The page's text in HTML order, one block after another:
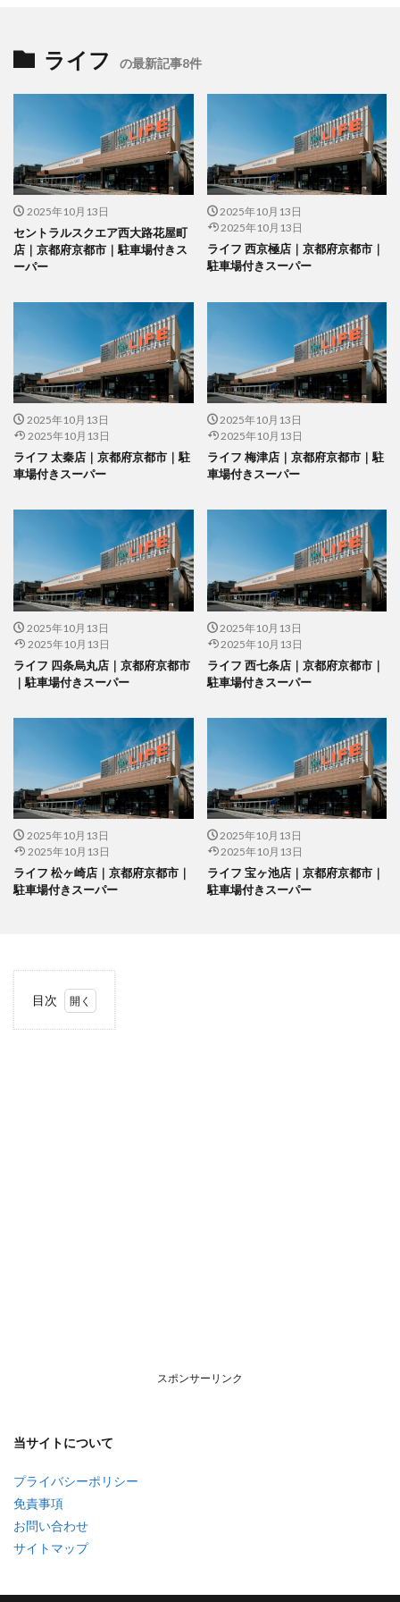
ライフ の最新記事8件
2025年10月13日
セントラルスクエア西大路花屋町
店｜京都府京都市｜駐車場付きス
ーパー
2025年10月13日
2025年10月13日
ライフ 西京極店｜京都府京都市｜
駐車場付きスーパー
2025年10月13日
2025年10月13日
ライフ 太秦店｜京都府京都市｜駐
車場付きスーパー
2025年10月13日
2025年10月13日
ライフ 梅津店｜京都府京都市｜駐
車場付きスーパー
2025年10月13日
2025年10月13日
ライフ 四条烏丸店｜京都府京都市
｜駐車場付きスーパー
2025年10月13日
2025年10月13日
ライフ 西七条店｜京都府京都市｜
駐車場付きスーパー
2025年10月13日
2025年10月13日
ライフ 松ヶ崎店｜京都府京都市｜
駐車場付きスーパー
2025年10月13日
2025年10月13日
ライフ 宝ヶ池店｜京都府京都市｜
駐車場付きスーパー
目次
スポンサーリンク
当サイトについて
プライバシーポリシー
免責事項
お問い合わせ
サイトマップ